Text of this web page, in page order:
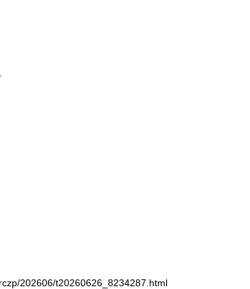
202606/t20260626_8234287.html